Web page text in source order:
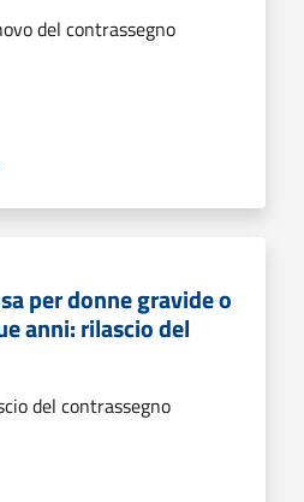
del contrassegno
per donne gravide o
anni: rilascio del
del contrassegno